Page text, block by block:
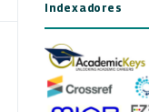
Indexadores